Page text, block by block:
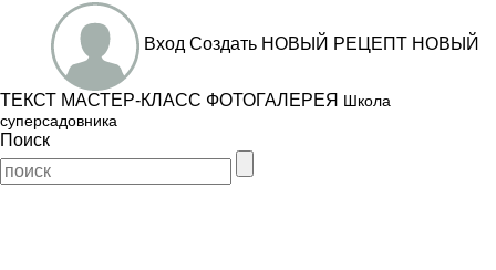
Вход Создать НОВЫЙ РЕЦЕПТ НОВЫЙ
ТЕКСТ МАСТЕР-КЛАСС ФОТОГАЛЕРЕЯ Школа
суперсадовника
Поиск